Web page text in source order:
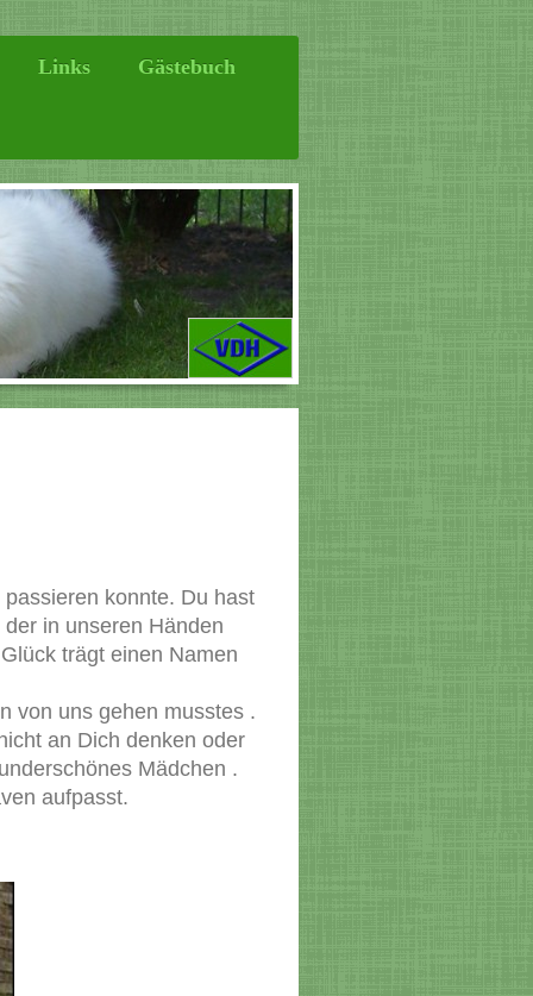
Links Gästebuch
konnte. Du hast
in unseren Händen
trägt einen Namen
von uns gehen musstes .
an Dich denken oder
Mädchen .
in Heaven aufpasst.